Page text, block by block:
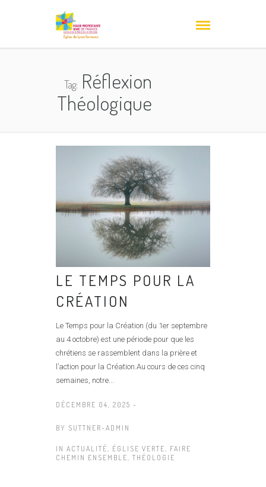
Tag:Réflexion
Théologique
LE TEMPS POUR LA
CRÉATION
Le Temps pour la Création (du 1er septembre
au 4 octobre) est une période pour que les
chrétiens se rassemblent dans la prière et
l’action pour la Création.Au cours de ces cinq
semaines, notre...
DÉCEMBRE 04, 2025 -
BY SUTTNER-ADMIN
IN ACTUALITÉ, ÉGLISE VERTE, FAIRE
CHEMIN ENSEMBLE, THÉOLOGIE